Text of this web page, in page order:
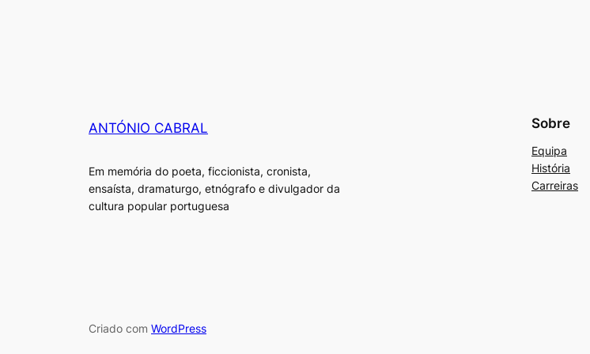
ANTÓNIO CABRAL
Em memória do poeta, ficcionista, cronista,
ensaísta, dramaturgo, etnógrafo e divulgador da
cultura popular portuguesa
Sobre
Equipa
História
Carreiras
Criado com WordPress